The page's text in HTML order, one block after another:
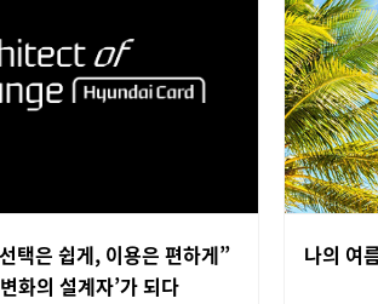
택은 쉽게, 이용은 편하게”
화의 설계자’가 되다
나의 여